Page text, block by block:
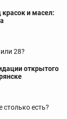
красок и масел:
28?
открытого
столько есть?